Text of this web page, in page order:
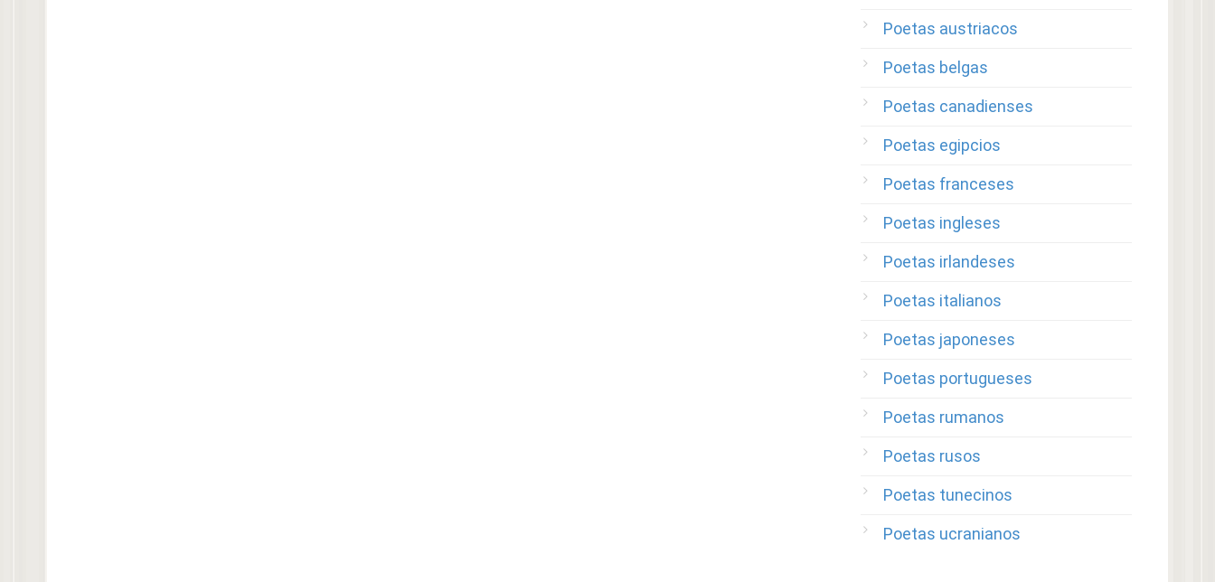
Poetas austriacos
Poetas belgas
Poetas canadienses
Poetas egipcios
Poetas franceses
Poetas ingleses
Poetas irlandeses
Poetas italianos
Poetas japoneses
Poetas portugueses
Poetas rumanos
Poetas rusos
Poetas tunecinos
Poetas ucranianos